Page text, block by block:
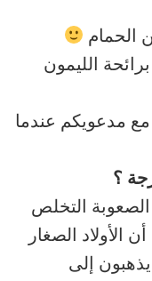
الحمام
الليمون
مدعويكم عندما
؟
التخلص
الأولاد الصغار
إلى